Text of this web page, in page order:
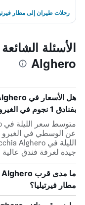
رحلات طيران إلى مطار
Alghero
بفنادق 1 نجوم في الغيرو؟
جيدة لغرفة فندق عالية
مطار فيرتيليا؟